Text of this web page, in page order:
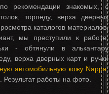
рекомендации знакомых, с
торпеду, верха дверных
каталогов материалов,
мы преступили к работе.
- обтянули в алькантару
верха дверных карт и ручки
автомобильную кожу Nappa,
Результат работы на фото.